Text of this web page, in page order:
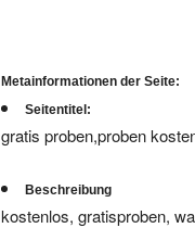
Metainformationen der Seite:
Seitentitel:
gratis proben,proben
Beschreibung
kostenlos, gratisproben,